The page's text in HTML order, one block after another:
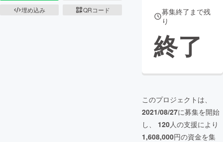
埋め込み
QRコード
募集終了まで残
り
終了
このプロジェクトは、
2021/08/27に募集を開始
し、 120人の支援により
1,608,000円の資金を集